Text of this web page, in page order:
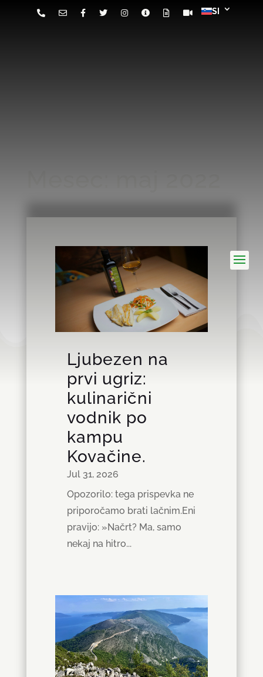
Ljubezen na
prvi ugriz:
kulinarični
vodnik po
kampu
Kovačine.
Jul 31, 2026
Opozorilo: tega prispevka ne
priporočamo brati lačnim.Eni
pravijo: »Načrt? Ma, samo
nekaj na hitro...